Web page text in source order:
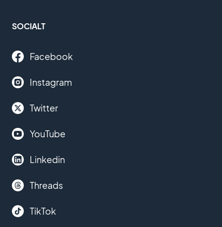
SOCIALT
Facebook
Instagram
Twitter
YouTube
Linkedin
Threads
TikTok